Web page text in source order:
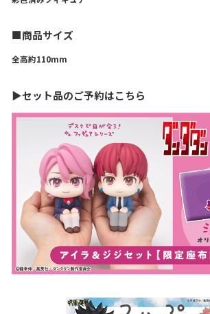
■商品サイズ
全高約110mm
▶セット品のご予約はこちら